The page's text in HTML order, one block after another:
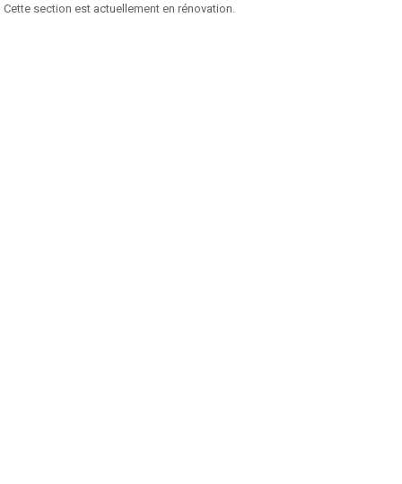
Cette section est actuellement en rénovation.